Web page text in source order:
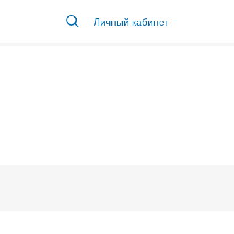
Личный кабинет